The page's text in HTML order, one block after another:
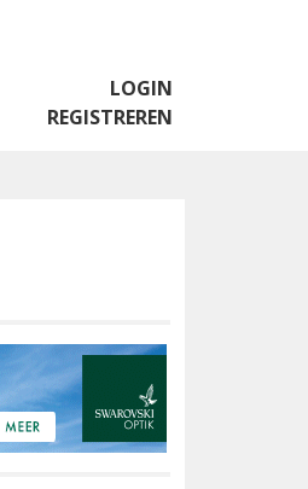
LOGIN
REGISTREREN